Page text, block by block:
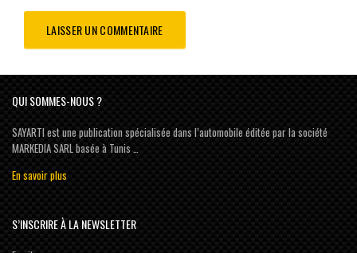
QUI SOMMES-NOUS ?
SAYARTI est une publication spécialisée dans l’automobile éditée par la société
MARKEDIA SARL basée à Tunis …
En savoir plus
S’INSCRIRE À LA NEWSLETTER